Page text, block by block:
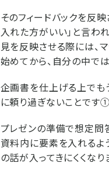
そのフィードバックを反映
入れた方がいい」と言わ
見を反映させる際には、
始めてから、自分の中で
企画書を仕上げる上でも
に頼り過ぎないことです①
プレゼンの準備で想定問
資料内に要素を入れるよ
の話が入ってきにくくな